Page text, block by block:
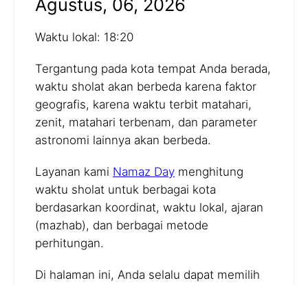
Agustus, 06, 2026
Waktu lokal: 18:20
Tergantung pada kota tempat Anda berada,
waktu sholat akan berbeda karena faktor
geografis, karena waktu terbit matahari,
zenit, matahari terbenam, dan parameter
astronomi lainnya akan berbeda.
Layanan kami Namaz Day menghitung
waktu sholat untuk berbagai kota
berdasarkan koordinat, waktu lokal, ajaran
(mazhab), dan berbagai metode
perhitungan.
Di halaman ini, Anda selalu dapat memilih